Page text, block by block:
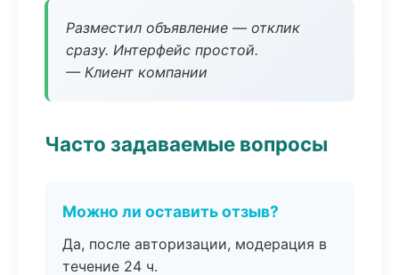
Разместил объявление — отклик
сразу. Интерфейс простой.
— Клиент компании
Часто задаваемые вопросы
Можно ли оставить отзыв?
Да, после авторизации, модерация в
течение 24 ч.